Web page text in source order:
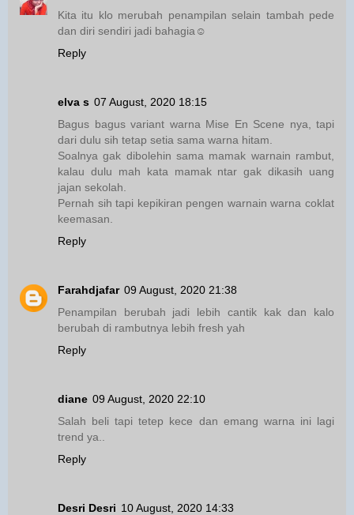
Kita itu klo merubah penampilan selain tambah pede
dan diri sendiri jadi bahagia☺
Reply
elva s 07 August, 2020 18:15
Bagus bagus variant warna Mise En Scene nya, tapi
dari dulu sih tetap setia sama warna hitam.
Soalnya gak dibolehin sama mamak warnain rambut,
kalau dulu mah kata mamak ntar gak dikasih uang
jajan sekolah.
Pernah sih tapi kepikiran pengen warnain warna coklat
keemasan.
Reply
Farahdjafar 09 August, 2020 21:38
Penampilan berubah jadi lebih cantik kak dan kalo
berubah di rambutnya lebih fresh yah
Reply
diane 09 August, 2020 22:10
Salah beli tapi tetep kece dan emang warna ini lagi
trend ya..
Reply
Desri Desri 10 August, 2020 14:33